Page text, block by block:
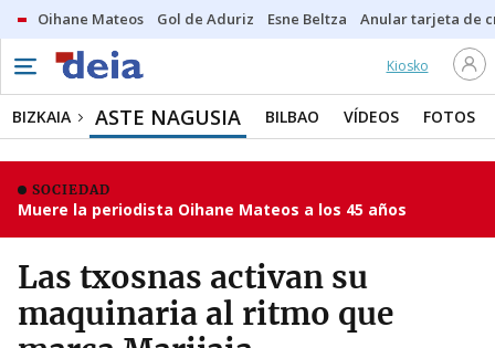
Oihane Mateos Gol de Aduriz Esne Beltza Anular tarjeta de
Kiosko
BIZKAIA ASTE NAGUSIA BILBAO VÍDEOS FOTOS
SOCIEDAD
Muere la periodista Oihane Mateos a los 45 años
Las txosnas activan su
maquinaria al ritmo que